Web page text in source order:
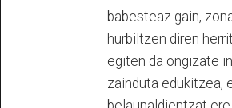
babesteaz gain,
hurbiltzen diren
egiten da ongizate
zainduta edukitzea,